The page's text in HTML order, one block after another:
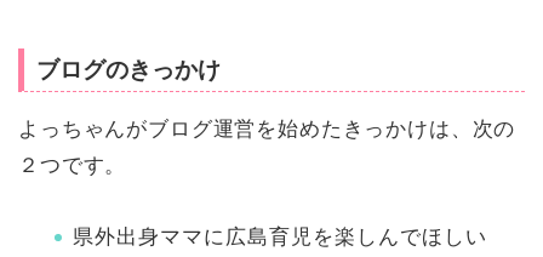
ブログのきっかけ
よっちゃんがブログ運営を始めたきっかけは、次の
２つです。
県外出身ママに広島育児を楽しんでほしい